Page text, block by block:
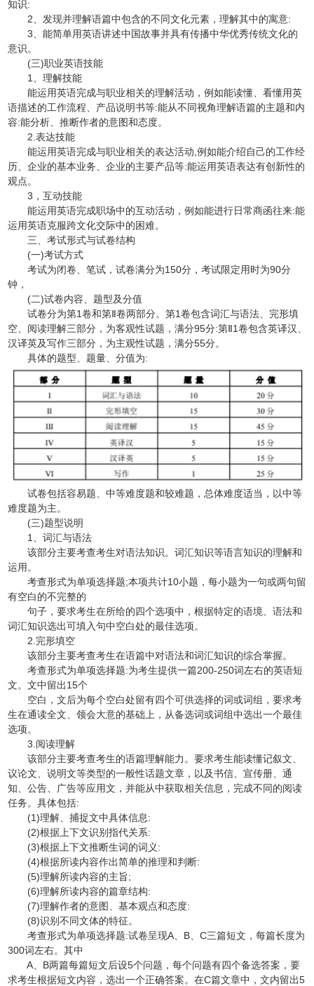
知识:
2、发现并理解语篇中包含的不同文化元素，理解其中的寓意:
3、能简单用英语讲述中国故事并具有传播中华优秀传统文化的
意识。
(三)职业英语技能
1、理解技能
能运用英语完成与职业相关的理解活动，例如能读懂、看懂用英
语描述的工作流程、产品说明书等:能从不同视角理解语篇的主题和内
容:能分析、推断作者的意图和态度。
2.表达技能
能运用英语完成与职业相关的表达活动,例如能介绍自己的工作经
历、企业的基本业务、企业的主要产品等:能运用英语表达有创新性的
观点。
3，互动技能
能运用英语完成职场中的互动活动，例如能进行日常商函往来:能
运用英语克服跨文化交际中的困难。
三、考试形式与试卷结构
(一)考试方式
考试为闭卷、笔试，试卷满分为150分，考试限定用时为90分
钟，
(二)试卷内容、题型及分值
试卷分为第1卷和第Ⅱ卷两部分。第1卷包含词汇与语法、完形填
空、阅读理解三部分，为客观性试题，满分95分:第Ⅱ1卷包含英译汉、
汉译英及写作三部分，为主观性试题，满分55分。
具体的题型、题量、分值为:
试卷包括容易题、中等难度题和较难题，总体难度适当，以中等
难度题为主。
(三)题型说明
1、词汇与语法
该部分主要考查考生对语法知识。词汇知识等语言知识的理解和
运用。
考查形式为单项选择题;本项共计10小题，每小题为一句或两句留
有空白的不完整的
句子，要求考生在所给的四个选项中，根据特定的语境、语法和
词汇知识选出可填入句中空白处的最佳选项。
2.完形填空
该部分主要考查考生在语篇中对语法和词汇知识的综合掌握。
考查形式为单项选择题:为考生提供一篇200-250词左右的英语短
文。文中留出15个
空白，文后为每个空白处留有四个可供选择的词或词组，要求考
生在通读全文、领会大意的基础上，从备选词或词组中选出一个最佳
选项。
3.阅读理解
该部分主要考查考生的语篇理解能力。要求考生能读懂记叙文、
议论文、说明文等类型的一般性话题文章，以及书信、宣传册、通
知、公告、广告等应用文，并能从中获取相关信息，完成不同的阅读
任务。具体包括:
(1)理解、捕捉文中具体信息:
(2)根据上下文识别指代关系:
(3)根据上下文推断生词的词义:
(4)根据所读内容作出简单的推理和判断:
(5)理解所读内容的主旨;
(6)理解所读内容的篇章结构:
(7)理解作者的意图、基本观点和态度:
(8)识别不同文体的特征。
考查形式为单项选择题:试卷呈现A、B、C三篇短文，每篇长度为
300词左右。其中
A、B两篇每篇短文后设5个问题，每个问题有四个备选答案，要
求考生根据短文内容，选出一个正确答案。在C篇文章中，文内留出5